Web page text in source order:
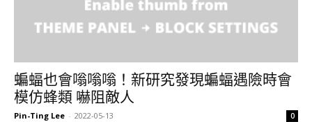
蝙蝠也會嗡嗡嗡！新研究發現蝙蝠遇險時會
模仿蜂類 嚇阻敵人
Pin-Ting Lee - 2022-05-13 0